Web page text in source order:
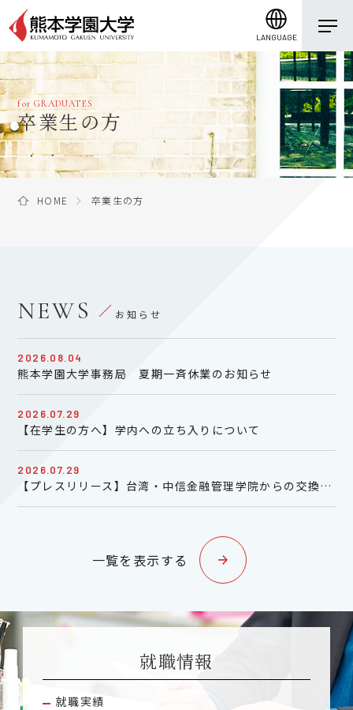
LANGUAGE
for GRADUATES
卒業生の方
HOME 卒業生の方
NEWS お知らせ
2026.08.04
熊本学園大学事務局 夏期一斉休業のお知らせ
2026.07.29
【在学生の方へ】学内への立ち入りについて
2026.07.29
【プレスリリース】台湾・中信金融管理学院からの交換留学生によるインターンシップ（7/30,31）中止のお知らせ
一覧を表示する
就職情報
就職実績